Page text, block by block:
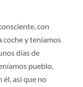
con
coche y teníamos
días de
pueblo,
él, asi que no